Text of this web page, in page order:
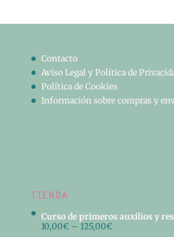
era:
es:
Contacto
Aviso Legal y Política de
Política de Cookies
Información sobre compras y
TIENDA
Curso de primeros auxilios y
10,00€ – 125,00€